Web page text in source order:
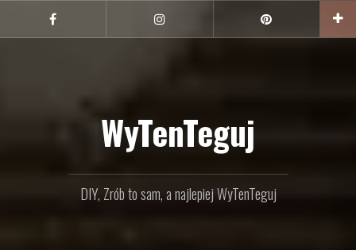
treści
Facebook
WyTenTeguj
DIY, Zrób to sam, a najlepiej WyTenTeguj